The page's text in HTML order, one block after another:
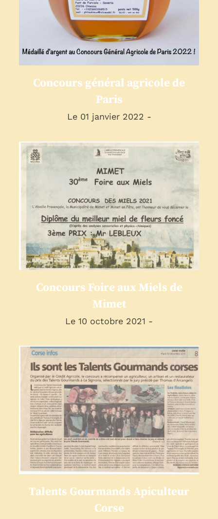
Concours général agricole de
Paris
Le 01 janvier 2022 -
Concours Foire aux Miels
de Mimet
presse
Concours Foire aux Miels de
Mimet
Le 10 octobre 2021 -
Talents Gourmands
Apiculteur Corse
presse
Talents Gourmands Apiculteur
Corse